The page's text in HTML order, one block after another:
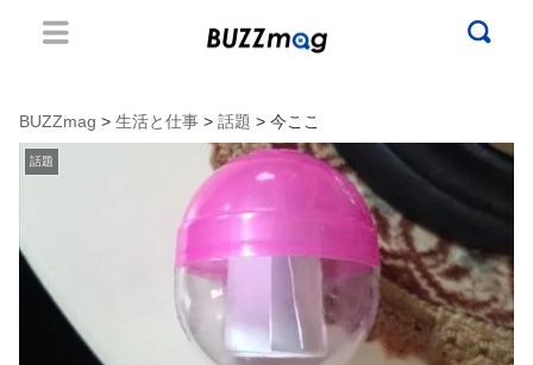
BUZZmag > 生活と仕事 > 話題 > 今ここ
話題